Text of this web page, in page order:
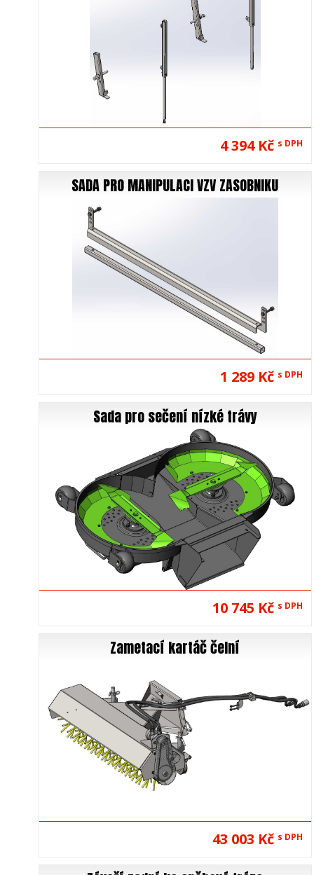
4 394 Kč s DPH
SADA PRO MANIPULACI VZV ZASOBNIKU
1 289 Kč s DPH
Sada pro sečení nízké trávy
10 745 Kč s DPH
Zametací kartáč čelní
43 003 Kč s DPH